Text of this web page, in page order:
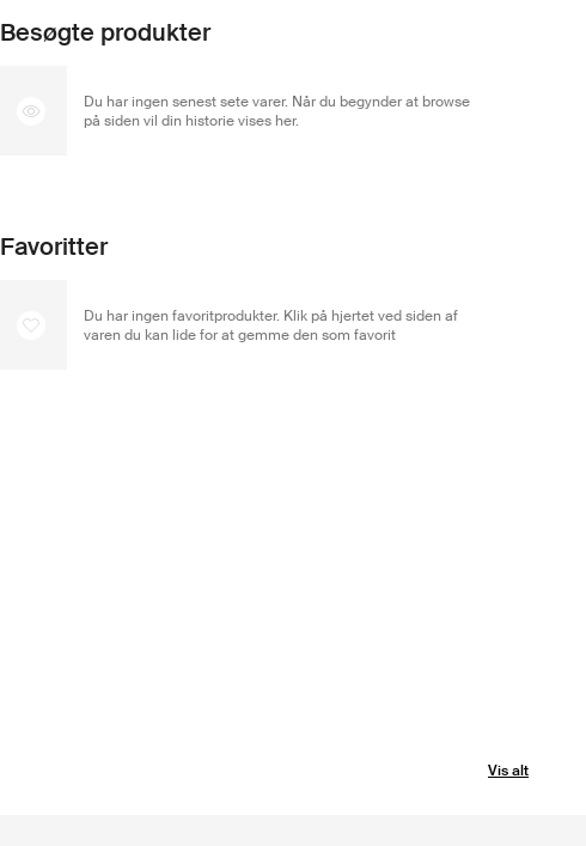
Besøgte produkter
Du har ingen senest sete varer. Når du begynder at browse
på siden vil din historie vises her.
Favoritter
Du har ingen favoritprodukter. Klik på hjertet ved siden af
varen du kan lide for at gemme den som favorit
Vis alt